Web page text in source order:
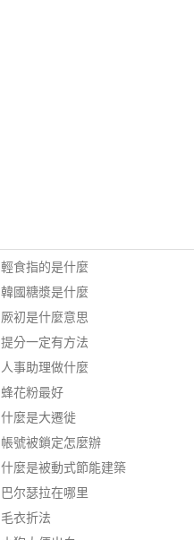
輕食指的是什麼
韓國糖漿是什麼
厥初是什麼意思
提分一定有方法
人事助理做什麼
蜂花粉最好
什麼是大遷徙
帳號被鎖定怎麼辦
什麼是被動式節能建築
巴尔瑟拉在哪里
毛衣折法